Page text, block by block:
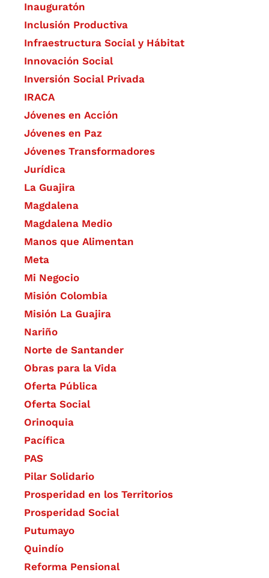
Inauguratón
Inclusión Productiva
Infraestructura Social y Hábitat
​Innovación Social
Inversión Social Privada
IRACA
Jóvenes en Acción
Jóvenes en Paz
Jóvenes Transformadores
Jurídica
La Guajira
Magdalena
Magdalena Medio
Manos que Alimentan
Meta
Mi Negocio
Misión Colombia
Misión La Guajira
Nariño
Norte de Santander
Obras para la Vida
Oferta Pública
Oferta Social​​
Orinoquia
Pacífica
PAS
Pilar Solidario
Prosperidad en los Territorios
Prosperidad Social
Putumayo
Quindío
Reforma Pensional